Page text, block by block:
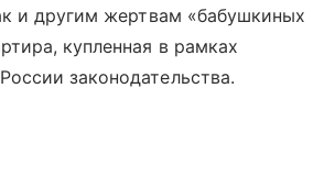
и другим жертвам «бабушкиных
купленная в рамках
законодательства.